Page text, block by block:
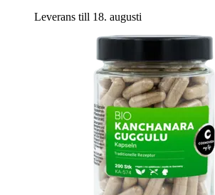
Leverans till 18. augusti